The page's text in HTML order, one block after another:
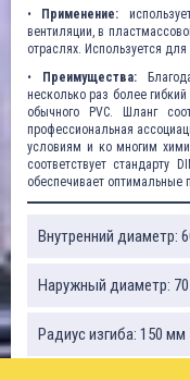
•
Применение:
вентиляции, в
отраслях. Используется
•
Преимущества:
несколько раз более
обычного PVC. Шланг
профессиональная
условиям и ко многим
соответствует стандарту
обеспечивает оптимальные
Внутренний диаметр:
Наружный диаметр:
Радиус изгиба: 150 мм